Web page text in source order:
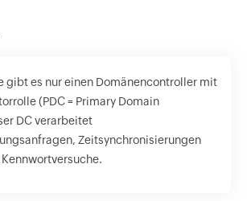
gibt es nur einen Domänencontroller mit
(PDC = Primary Domain
DC verarbeitet
Zeitsynchronisierungen